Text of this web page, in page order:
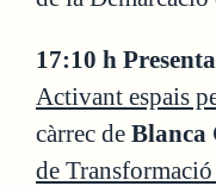
17:10 h
Activant espais
càrrec de Blanca
de